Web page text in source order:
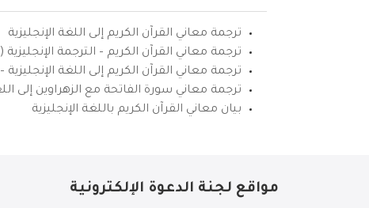
ترجمة معاني القرآن الكريم إلى اللغة الإنجليزية
ترجمة معاني القرآن الكريم – الترجمة
ترجمة معاني القرآن الكريم إلى اللغة
ترجمة معاني سورة الفاتحة مع الزهراوين إلى
بيان معاني القرآن الكريم باللغة الإنجليزية
مواقع لجنة الدعوة الإلكترونية